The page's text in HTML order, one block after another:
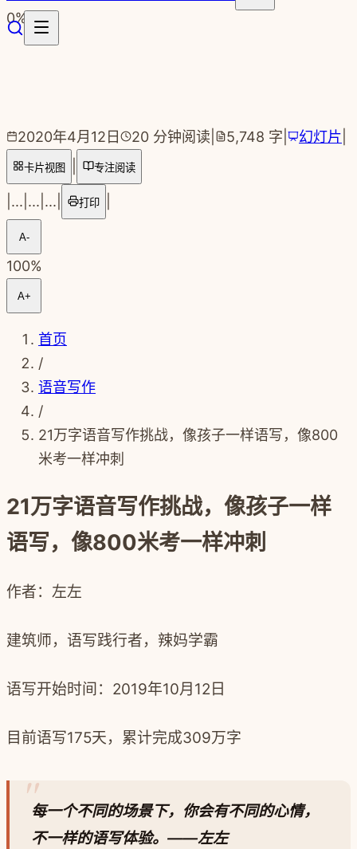
跳转到主要内容
0%
2020年4月12日 20 分钟阅读 5,748 字 幻灯片
卡片视图 专注阅读
... ... ... 打印
A-
100%
A+
首页
/
语音写作
/
21万字语音写作挑战，像孩子一样语写，像800
米考一样冲刺
21万字语音写作挑战，像孩子一样
语写，像800米考一样冲刺
作者：左左
建筑师，语写践行者，辣妈学霸
语写开始时间：2019年10月12日
目前语写175天，累计完成309万字
每一个不同的场景下，你会有不同的心情，
不一样的语写体验。——左左